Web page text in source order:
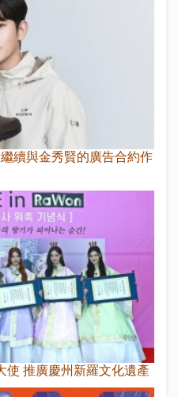
續與金秀賢的廣告合約作
使 推廣慶州新羅文化遺產